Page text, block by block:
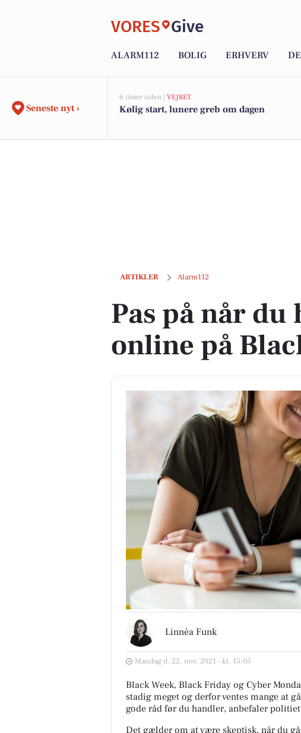
VORES Give
ALARM112 BOLIG ERHVERV
Seneste nyt ›
6 timer siden | VEJRET
Kølig start, lunere greb om dagen
ARTIKLER Alarm112
Pas på når du handler online på Black Friday
Pas på når du
online på
Linnéa Funk
Mandag d. 22. nov. 2021 - kl. 15:05
Black Week, Black Friday og Cyber
stadig meget og derfor ventes mange at
gode råd før du handler, anbefaler
Det gælder om at være skeptisk, når du